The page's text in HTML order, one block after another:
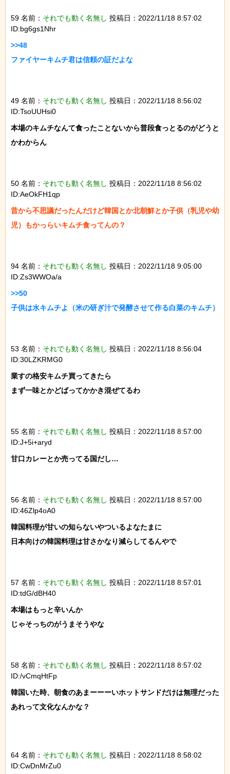
59 名前： それでも動く名無し 投稿日：2022/11/18 8:57:02
ID:bg6gs1Nhr
>>48
ファイヤーキムチ君は信頼の証だよな
49 名前： それでも動く名無し 投稿日：2022/11/18 8:56:02
ID:TsoUUHsi0
本場のキムチなんて食ったことないから普段食っとるのがどうと
かわからん
50 名前： それでも動く名無し 投稿日：2022/11/18 8:56:02
ID:AeOkFH1qp
昔から不思議だったんだけど韓国とか北朝鮮とか子供（乳児や幼
児）もかっらいキムチ食ってんの？
94 名前： それでも動く名無し 投稿日：2022/11/18 9:05:00
ID:Zs3WWOa/a
>>50
子供は水キムチよ（米の研ぎ汁で発酵させて作る白菜のキムチ）
53 名前： それでも動く名無し 投稿日：2022/11/18 8:56:04
ID:30LZKRMG0
業すの格安キムチ買ってきたら
まず一味とかどばってかかき混ぜてるわ
55 名前： それでも動く名無し 投稿日：2022/11/18 8:57:00
ID:J+5i+aryd
甘口カレーとか売ってる国だし…
56 名前： それでも動く名無し 投稿日：2022/11/18 8:57:00
ID:46Zlp4oA0
韓国料理が甘いの知らないやついるよなたまに
日本向けの韓国料理は甘さかなり減らしてるんやで
57 名前： それでも動く名無し 投稿日：2022/11/18 8:57:01
ID:tdG/dBH40
本場はもっと辛いんか
じゃそっちのがうまそうやな
58 名前： それでも動く名無し 投稿日：2022/11/18 8:57:02
ID:/vCmqHtFp
韓国いた時、朝食のあまーーーいホットサンドだけは無理だった
あれって文化なんかな？
64 名前： それでも動く名無し 投稿日：2022/11/18 8:58:02
ID:CwDnMrZu0